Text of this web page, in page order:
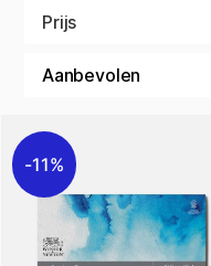
Prijs
11%